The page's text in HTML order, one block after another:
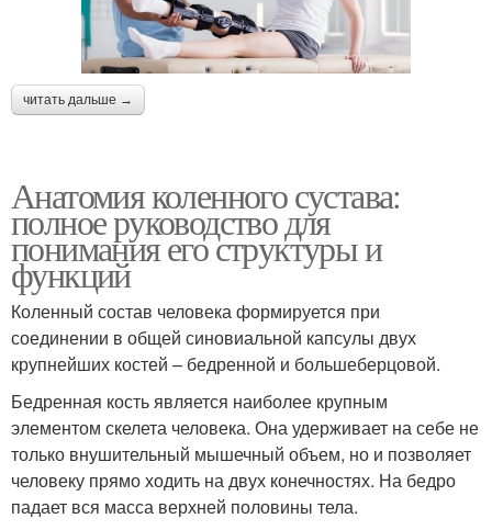
читать дальше →
Анатомия коленного сустава:
полное руководство для
понимания его структуры и
функций
Коленный состав человека формируется при
соединении в общей синовиальной капсулы двух
крупнейших костей – бедренной и большеберцовой.
Бедренная кость является наиболее крупным
элементом скелета человека. Она удерживает на себе не
только внушительный мышечный объем, но и позволяет
человеку прямо ходить на двух конечностях. На бедро
падает вся масса верхней половины тела.